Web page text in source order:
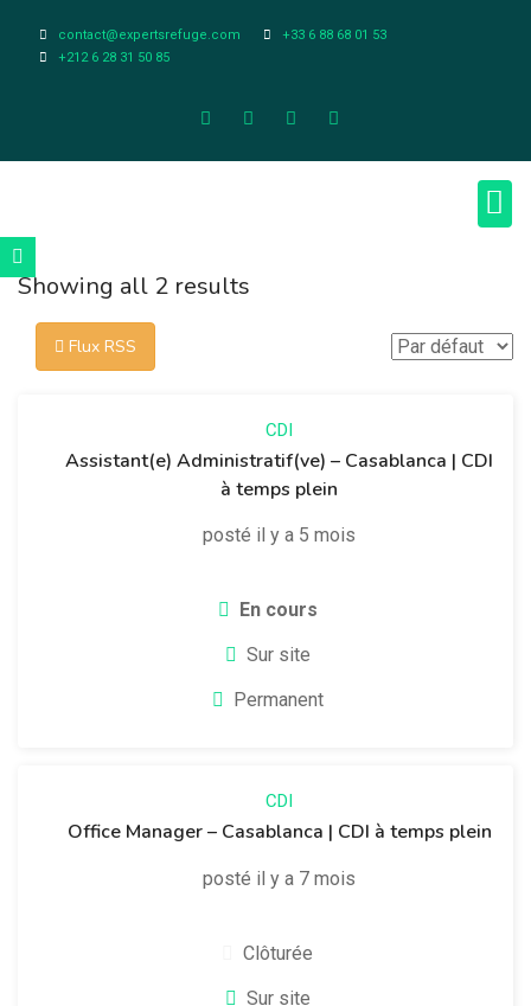
contact@expertsrefuge.com
+33 6 88 68 01 53
+212 6 28 31 50 85
Showing all 2 results
Flux RSS
CDI
Assistant(e) Administratif(ve) – Casablanca | CDI
à temps plein
posté il y a 5 mois
En cours
Sur site
Permanent
CDI
Office Manager – Casablanca | CDI à temps plein
posté il y a 7 mois
Clôturée
Sur site